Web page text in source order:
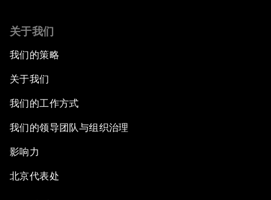
关于我们
我们的策略
关于我们
我们的工作方式
我们的领导团队与组织治理
影响力
北京代表处